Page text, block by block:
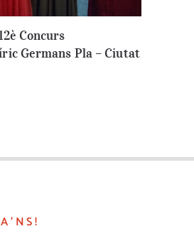
Concurs
Germans Pla – Ciutat